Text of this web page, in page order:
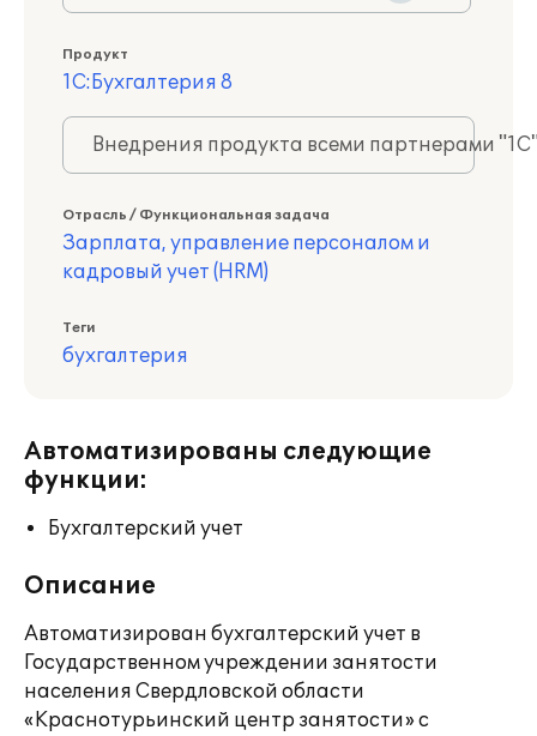
Продукт
1С:Бухгалтерия 8
Внедрения продукта всеми партнерами
Отрасль / Функциональная задача
Зарплата, управление персоналом и
кадровый учет (HRM)
Теги
бухгалтерия
Автоматизированы следующие
функции:
Бухгалтерский учет
Описание
Автоматизирован бухгалтерский учет в
Государственном учреждении занятости
населения Свердловской области
«Краснотурьинский центр занятости» с